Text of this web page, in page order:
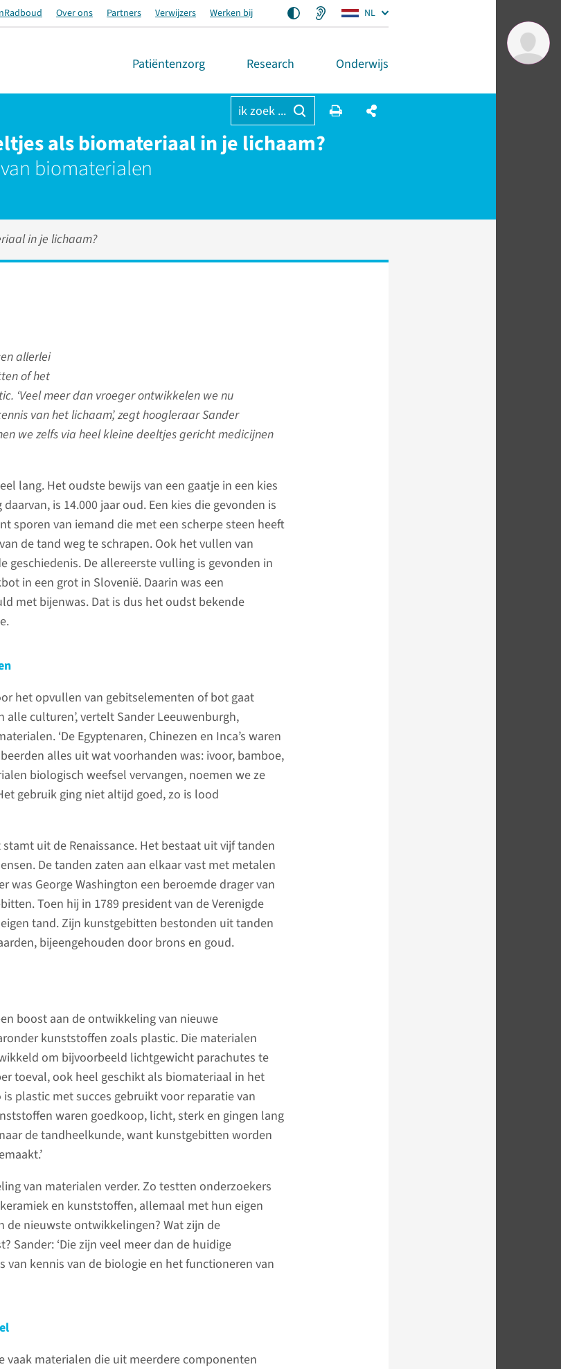
Over ons Partners Verwijzers Werken bij NL
Patiëntenzorg Research Onderwijs
ik zoek ...
als biomateriaal in je lichaam?
biomaterialen
in je lichaam?
allerlei
of het
‘Veel meer dan vroeger ontwikkelen we nu
van het lichaam’, zegt hoogleraar Sander
we zelfs via heel kleine deeltjes gericht medicijnen
lang. Het oudste bewijs van een gaatje in een kies
is 14.000 jaar oud. Een kies die gevonden is
sporen van iemand die met een scherpe steen heeft
de tand weg te schrapen. Ook het vullen van
geschiedenis. De allereerste vulling is gevonden in
in een grot in Slovenië. Daarin was een
met bijenwas. Dat is dus het oudst bekende
het opvullen van gebitselementen of bot gaat
alle culturen’, vertelt Sander Leeuwenburgh,
‘De Egyptenaren, Chinezen en Inca’s waren
alles uit wat voorhanden was: ivoor, bamboe,
biologisch weefsel vervangen, noemen we ze
gebruik ging niet altijd goed, zo is lood
uit de Renaissance. Het bestaat uit vijf tanden
De tanden zaten aan elkaar vast met metalen
was George Washington een beroemde drager van
Toen hij in 1789 president van de Verenigde
tand. Zijn kunstgebitten bestonden uit tanden
bijeengehouden door brons en goud.
boost aan de ontwikkeling van nieuwe
kunststoffen zoals plastic. Die materialen
om bijvoorbeeld lichtgewicht parachutes te
toeval, ook heel geschikt als biomateriaal in het
is plastic met succes gebruikt voor reparatie van
waren goedkoop, licht, sterk en gingen lang
de tandheelkunde, want kunstgebitten worden
van materialen verder. Zo testten onderzoekers
en kunststoffen, allemaal met hun eigen
de nieuwste ontwikkelingen? Wat zijn de
Sander: ‘Die zijn veel meer dan de huidige
kennis van de biologie en het functioneren van
vaak materialen die uit meerdere componenten